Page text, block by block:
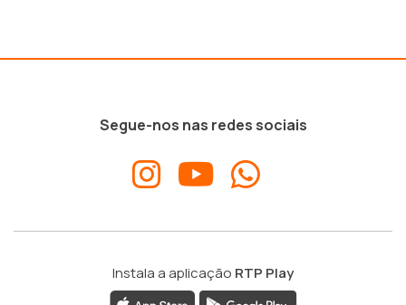
Segue-nos nas redes sociais
Instala a aplicação RTP Play